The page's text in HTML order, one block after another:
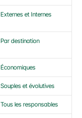
Externes et Internes
Par destination
Économiques
Souples et évolutives
Tous les responsables